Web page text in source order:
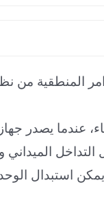
عندما يصدر
استبدال